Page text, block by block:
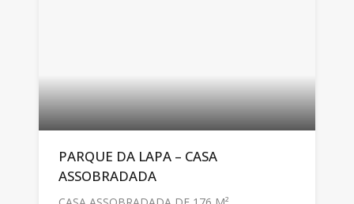
PARQUE DA LAPA – CASA
ASSOBRADADA